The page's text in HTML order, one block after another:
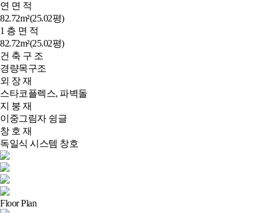
연 면 적
82.72m²(25.02평)
1 층 면 적
82.72m²(25.02평)
건 축 구 조
경량목구조
외 장 재
스타코플렉스, 파벽돌
지 붕 재
이중그림자 슁글
창 호 재
독일식 시스템 창호
Floor Plan